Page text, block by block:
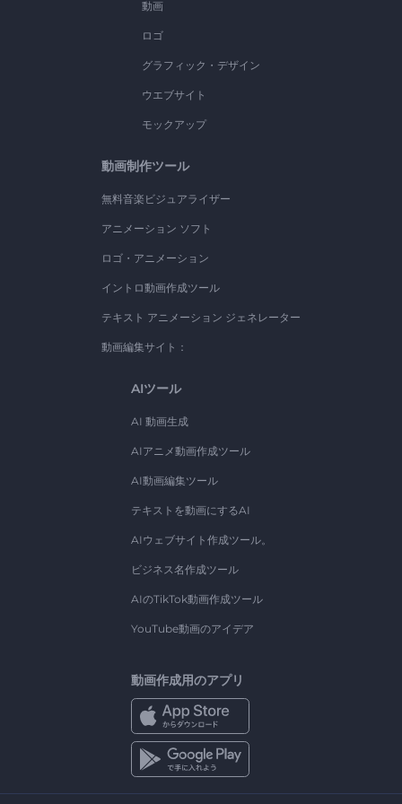
動画
ロゴ
グラフィック・デザイン
ウエブサイト
モックアップ
動画制作ツール
無料音楽ビジュアライザー
アニメーション ソフト
ロゴ・アニメーション
イントロ動画作成ツール
テキスト アニメーション ジェネレーター
動画編集サイト：
AIツール
AI 動画生成
AIアニメ動画作成ツール
AI動画編集ツール
テキストを動画にするAI
AIウェブサイト作成ツール。
ビジネス名作成ツール
AIのTikTok動画作成ツール
YouTube動画のアイデア
動画作成用のアプリ